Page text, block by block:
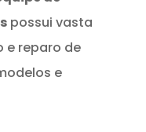
possui vasta
e reparo de
e